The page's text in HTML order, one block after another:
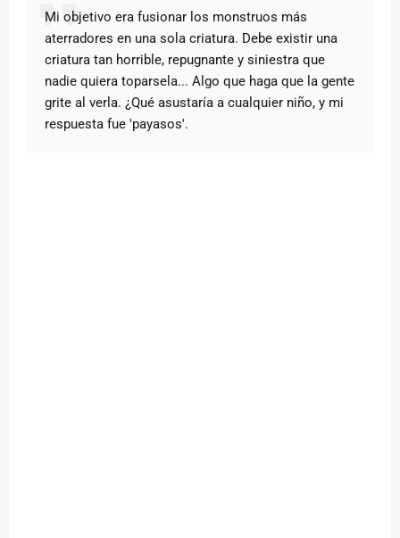
Mi objetivo era fusionar los monstruos más
aterradores en una sola criatura. Debe existir una
criatura tan horrible, repugnante y siniestra que
nadie quiera toparsela... Algo que haga que la gente
grite al verla. ¿Qué asustaría a cualquier niño, y mi
respuesta fue 'payasos'.